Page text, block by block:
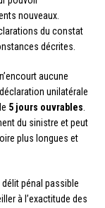
nouveaux.
du constat
décrites.
aucune
unilatérale
5 jours ouvrables.
du sinistre et peut
plus longues et
pénal passible
à l’exactitude des